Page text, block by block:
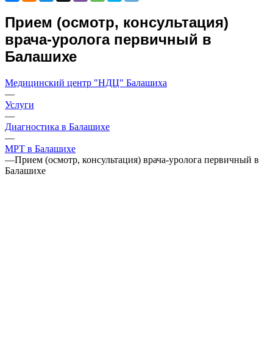
Прием (осмотр, консультация)
врача-уролога первичный в
Балашихе
Медицинский центр "НДЦ" Балашиха
—
Услуги
—
Диагностика в Балашихе
—
МРТ в Балашихе
—Прием (осмотр, консультация) врача-уролога первичный в
Балашихе